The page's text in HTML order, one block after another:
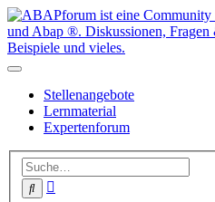
Stellenangebote
Lernmaterial
Expertenforum
Suche